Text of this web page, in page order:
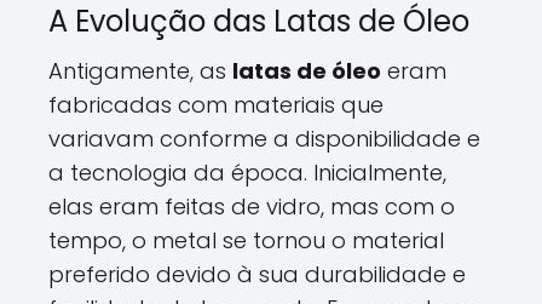
A Evolução das Latas de Óleo
Antigamente, as latas de óleo eram
fabricadas com materiais que
variavam conforme a disponibilidade e
a tecnologia da época. Inicialmente,
elas eram feitas de vidro, mas com o
tempo, o metal se tornou o material
preferido devido à sua durabilidade e